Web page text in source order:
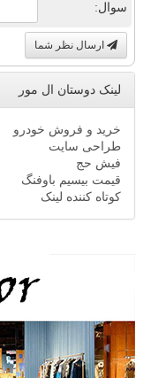
سوال:
ارسال نظر شما
لینک دوستان ال مور
خرید و فروش خودرو
طراحی سایت
فیش حج
قیمت بیسیم باوفنگ
کوتاه کننده لینک